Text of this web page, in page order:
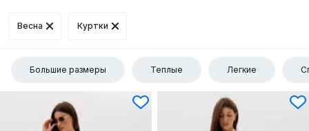
Весна Куртки
Большие размеры Теплые Легкие